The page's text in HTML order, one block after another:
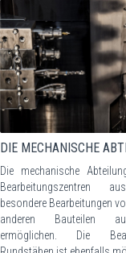
DIE MECHANISCHE
Die mechanische
Bearbeitungszentren
besondere Bearbeitungen
anderen Bauteilen
ermöglichen. Die